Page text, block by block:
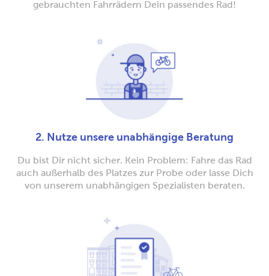
gebrauchten Fahrrädern Dein passendes Rad!
2. Nutze unsere unabhängige Beratung
Du bist Dir nicht sicher. Kein Problem: Fahre das Rad
auch außerhalb des Platzes zur Probe oder lasse Dich
von unserem unabhängigen Spezialisten beraten.